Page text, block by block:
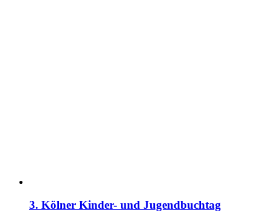
3. Kölner Kinder- und Jugendbuchtag